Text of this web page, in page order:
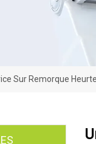
Sur Remorque Heurte